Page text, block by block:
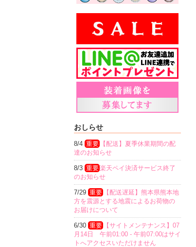
おしらせ
8/4 重要
【配送】夏季休業期間の配
達のお知らせ
8/3 重要楽天ペイ決済サービス終了
のお知らせ
7/29 重要
【配送遅延】熊本県熊本地
方を震源とする地震によるお荷物の
お届けについて
6/30 重要
【サイトメンテナンス】07
月14日 午前01:00 - 午前07:00はサイ
トへアクセスいただけません